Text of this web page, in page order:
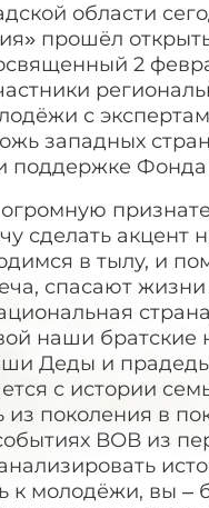
области
прошёл
2
с
западных
поддержке Фонда
сделать
в тылу, и
спасают
наши
Деды и
с истории
из поколения в
ВОВ из
молодёжи, вы –